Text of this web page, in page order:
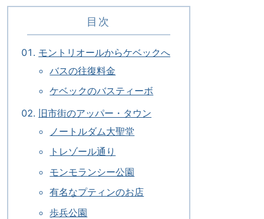
目次
モントリオールからケベックへ
バスの往復料金
ケベックのバスティーボ
旧市街のアッパー・タウン
ノートルダム大聖堂
トレゾール通り
モンモランシー公園
有名なプティンのお店
歩兵公園